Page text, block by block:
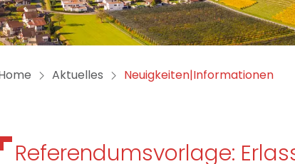
Aktuelles Neuigkeiten|Informationen
Referendumsvorlage: